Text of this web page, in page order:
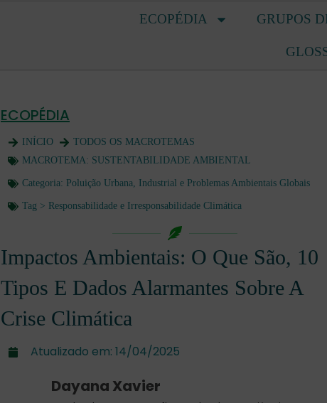
ECOPÉDIA GRUPOS
ECOPÉDIA
INÍCIO
TODOS OS MACROTEMAS
MACROTEMA: SUSTENTABILIDADE AMBIENTAL
Categoria: Poluição Urbana, Industrial e Problemas Ambientais Globais
Tag > Responsabilidade e Irresponsabilidade Climática
Impactos Ambientais: O Que São, 10
Tipos E Dados Alarmantes Sobre A
Crise Climática
Atualizado em: 14/04/2025
Dayana Xavier